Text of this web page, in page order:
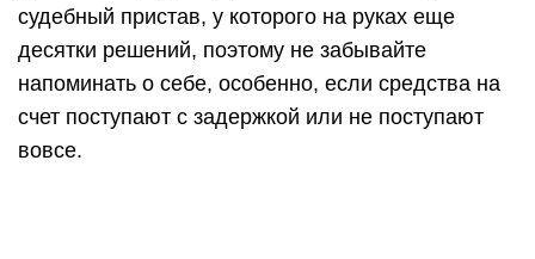
судебный пристав, у которого на руках еще
десятки решений, поэтому не забывайте
напоминать о себе, особенно, если средства на
счет поступают с задержкой или не поступают
вовсе.